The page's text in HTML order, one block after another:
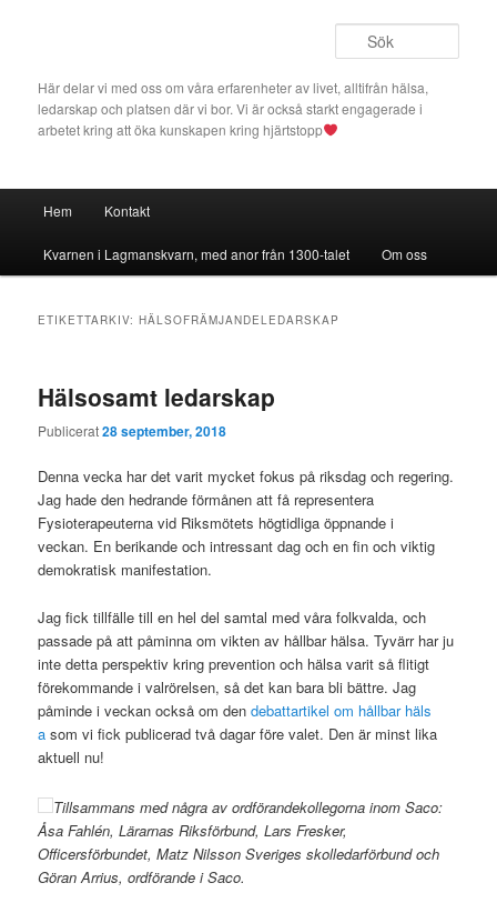
innehåll
innehållHär delar vi med oss om våra erfarenheter av livet, alltifrån hälsa,
ledarskap och platsen där vi bor. Vi är också starkt engagerade i
arbetet kring att öka kunskapen kring hjärtstopp
Hem Kontakt
Kvarnen i Lagmanskvarn, med anor från 1300-talet Om oss
ETIKETTARKIV:HÄLSOFRÄMJANDELEDARSKAP
Hälsosamt ledarskap
Publicerat28 september, 2018
Denna vecka har det varit mycket fokus på riksdag och regering.
Jag hade den hedrande förmånen att få representera
Fysioterapeuterna vid Riksmötets högtidliga öppnande i
veckan. En berikande och intressant dag och en fin och viktig
demokratisk manifestation.
Jag fick tillfälle till en hel del samtal med våra folkvalda, och
passade på att påminna om vikten av hållbar hälsa. Tyvärr har ju
inte detta perspektiv kring prevention och hälsa varit så flitigt
förekommande i valrörelsen, så det kan bara bli bättre. Jag
påminde i veckan också om dendebattartikel om hållbar häls
a som vi fick publicerad två dagar före valet. Den är minst lika
aktuell nu!
Tillsammans med några av ordförandekollegorna inom Saco:
Åsa Fahlén, Lärarnas Riksförbund, Lars Fresker,
Officersförbundet, Matz Nilsson Sveriges skolledarförbund och
Göran Arrius, ordförande i Saco.